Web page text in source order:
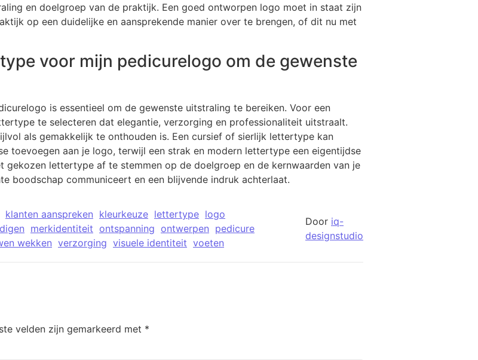
en doelgroep van de praktijk. Een goed ontworpen logo moet in staat zijn
op een duidelijke en aansprekende manier over te brengen, of dit nu met
voor mijn pedicurelogo om de gewenste
is essentieel om de gewenste uitstraling te bereiken. Voor een
te selecteren dat elegantie, verzorging en professionaliteit uitstraalt.
als gemakkelijk te onthouden is. Een cursief of sierlijk lettertype kan
toevoegen aan je logo, terwijl een strak en modern lettertype een eigentijdse
gekozen lettertype af te stemmen op de doelgroep en de kernwaarden van je
boodschap communiceert en een blijvende indruk achterlaat.
klanten aanspreken kleurkeuze lettertype logo
merkidentiteit ontspanning ontwerpen pedicure
wekken verzorging visuele identiteit voeten
Door iq-
designstudio
velden zijn gemarkeerd met *